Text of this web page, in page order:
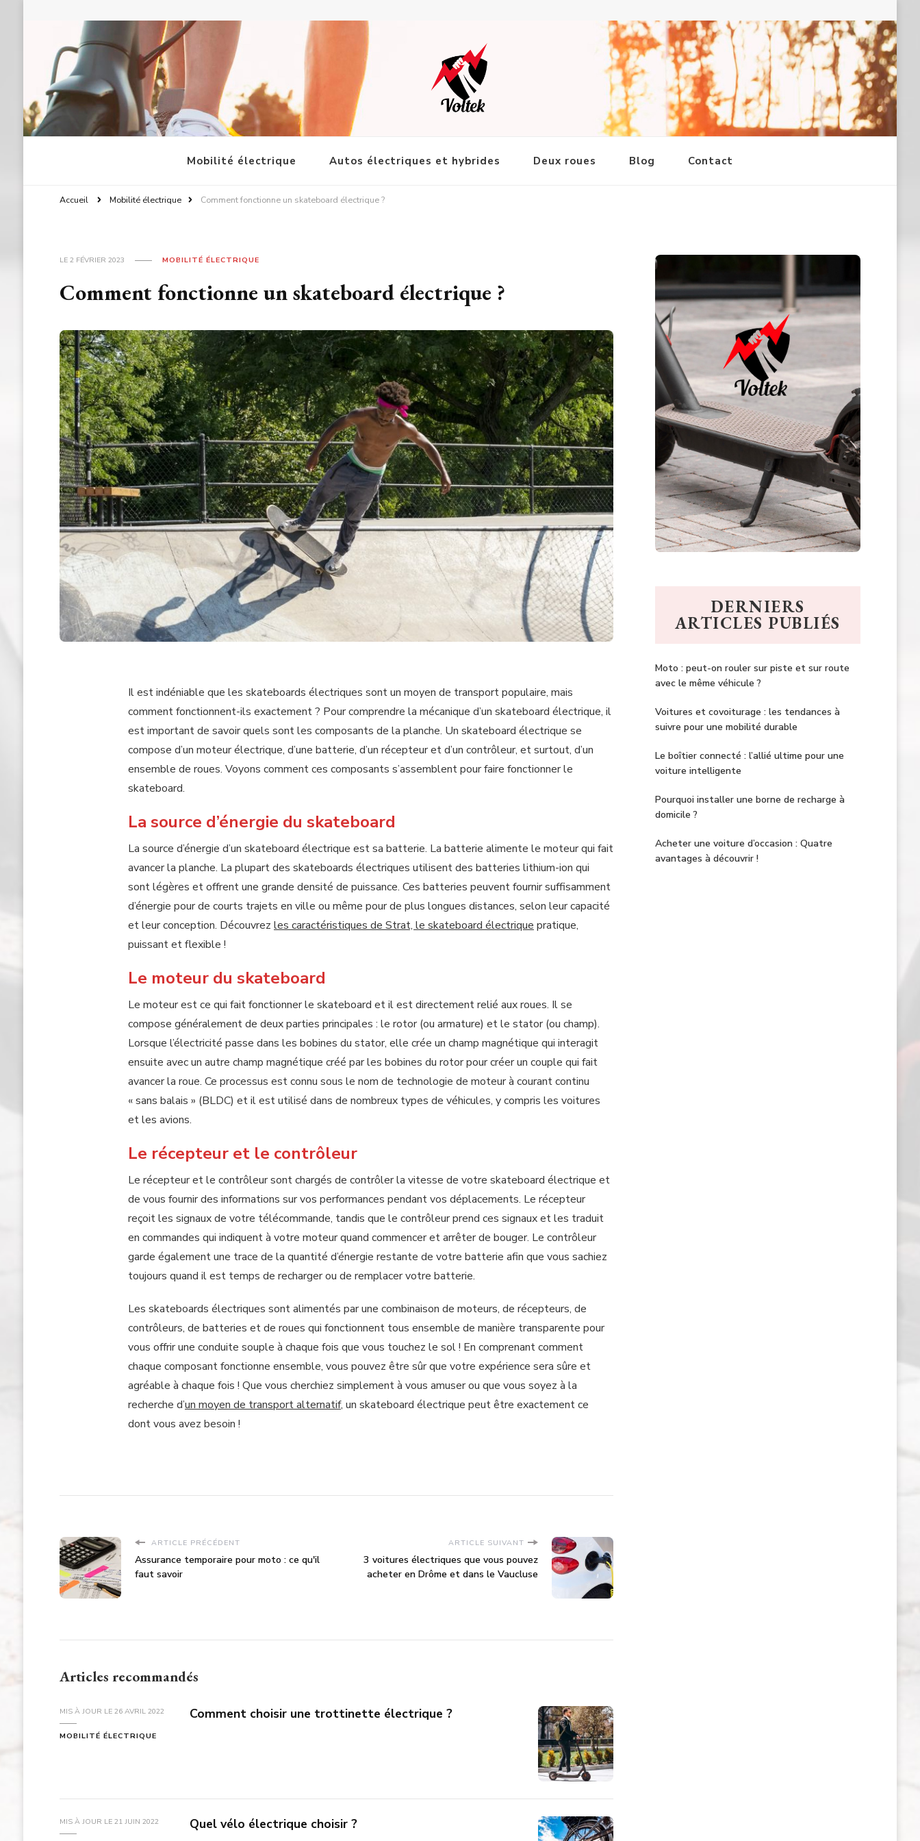
Voltek.fr : Mobilité Electrique & Solutions de Transport
Mobilité électrique Autos électriques et hybrides Deux roues Blog Contact
Accueil Mobilité électrique Comment fonctionne un skateboard électrique ?
LE 2 FÉVRIER 2023 MOBILITÉ ÉLECTRIQUE
Comment fonctionne un skateboard électrique ?
Il est indéniable que les skateboards électriques sont un moyen de transport populaire, mais
comment fonctionnent-ils exactement ? Pour comprendre la mécanique d’un skateboard électrique, il
est important de savoir quels sont les composants de la planche. Un skateboard électrique se
compose d’un moteur électrique, d’une batterie, d’un récepteur et d’un contrôleur, et surtout, d’un
ensemble de roues. Voyons comment ces composants s’assemblent pour faire fonctionner le
skateboard.
La source d’énergie du skateboard
La source d’énergie d’un skateboard électrique est sa batterie. La batterie alimente le moteur qui fait
avancer la planche. La plupart des skateboards électriques utilisent des batteries lithium-ion qui
sont légères et offrent une grande densité de puissance. Ces batteries peuvent fournir suffisamment
d’énergie pour de courts trajets en ville ou même pour de plus longues distances, selon leur capacité
et leur conception. Découvrez les caractéristiques de Strat, le skateboard électriquepratique,
puissant et flexible !
Le moteur du skateboard
Le moteur est ce qui fait fonctionner le skateboard et il est directement relié aux roues. Il se
compose généralement de deux parties principales : le rotor (ou armature) et le stator (ou champ).
Lorsque l’électricité passe dans les bobines du stator, elle crée un champ magnétique qui interagit
ensuite avec un autre champ magnétique créé par les bobines du rotor pour créer un couple qui fait
avancer la roue. Ce processus est connu sous le nom de technologie de moteur à courant continu
« sans balais » (BLDC) et il est utilisé dans de nombreux types de véhicules, y compris les voitures
et les avions.
Le récepteur et le contrôleur
Le récepteur et le contrôleur sont chargés de contrôler la vitesse de votre skateboard électrique et
de vous fournir des informations sur vos performances pendant vos déplacements. Le récepteur
reçoit les signaux de votre télécommande, tandis que le contrôleur prend ces signaux et les traduit
en commandes qui indiquent à votre moteur quand commencer et arrêter de bouger. Le contrôleur
garde également une trace de la quantité d’énergie restante de votre batterie afin que vous sachiez
toujours quand il est temps de recharger ou de remplacer votre batterie.
Les skateboards électriques sont alimentés par une combinaison de moteurs, de récepteurs, de
contrôleurs, de batteries et de roues qui fonctionnent tous ensemble de manière transparente pour
vous offrir une conduite souple à chaque fois que vous touchez le sol ! En comprenant comment
chaque composant fonctionne ensemble, vous pouvez être sûr que votre expérience sera sûre et
agréable à chaque fois ! Que vous cherchiez simplement à vous amuser ou que vous soyez à la
recherche d’un moyen de transport alternatif, un skateboard électrique peut être exactement ce
dont vous avez besoin !
ARTICLE PRÉCÉDENT
Assurance temporaire pour moto : ce qu'il
faut savoir
ARTICLE SUIVANT
3 voitures électriques que vous pouvez
acheter en Drôme et dans le Vaucluse
Articles recommandés
MIS À JOUR LE 26 AVRIL 2022
MOBILITÉ ÉLECTRIQUE
Comment choisir une trottinette électrique ?
MIS À JOUR LE 21 JUIN 2022 Quel vélo électrique choisir ?
DERNIERS
ARTICLES PUBLIÉS
Moto : peut-on rouler sur piste et sur route
avec le même véhicule ?
Voitures et covoiturage : les tendances à
suivre pour une mobilité durable
Le boîtier connecté : l’allié ultime pour une
voiture intelligente
Pourquoi installer une borne de recharge à
domicile ?
Acheter une voiture d’occasion : Quatre
avantages à découvrir !